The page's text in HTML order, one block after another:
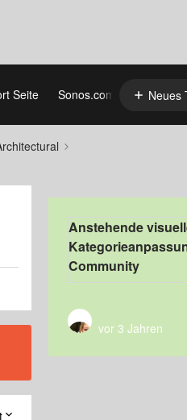
Seite Sonos.com Neues
Anstehende
Community
vor 3 Jahren